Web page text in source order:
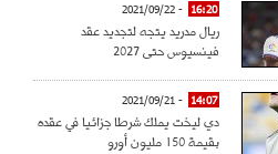
16:20
- 2021/09/22
ريال مدريد يتجه لتجديد عقد
فينسيوس حتى 2027
14:07
- 2021/09/21
دي ليخت يملك شرطا جزائيا في عقده
بقيمة 150 مليون أورو